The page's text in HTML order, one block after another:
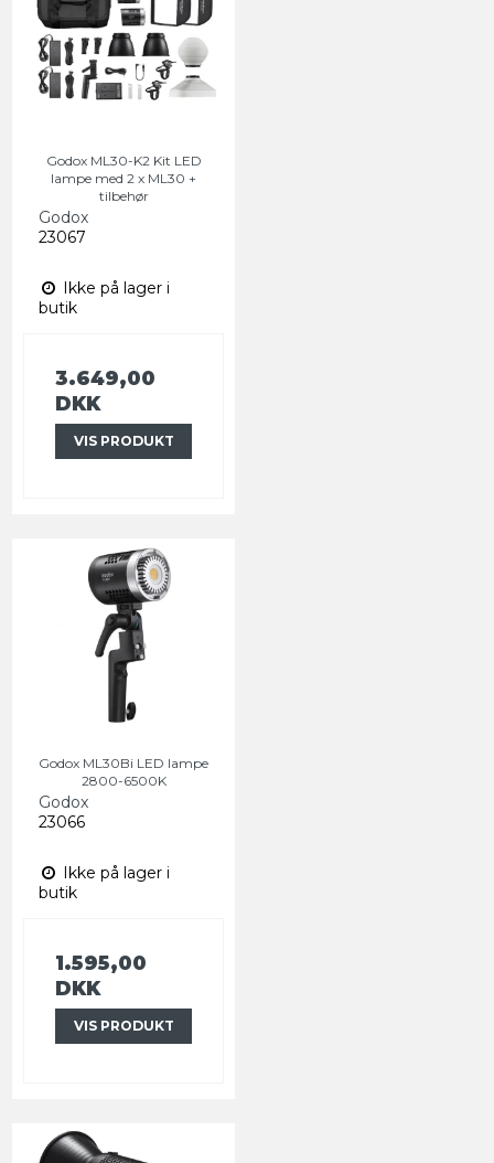
Godox ML30-K2 Kit LED
lampe med 2 x ML30 +
tilbehør
Godox
23067
Ikke på lager i
butik
3.649,00
DKK
VIS PRODUKT
Godox ML30Bi LED lampe
2800-6500K
Godox
23066
Ikke på lager i
butik
1.595,00
DKK
VIS PRODUKT